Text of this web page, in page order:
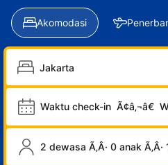
Akomodasi
Waktu check-in Ã¢â‚¬â€
2 dewasa Ã‚Â· 0 anak Ã‚Â·